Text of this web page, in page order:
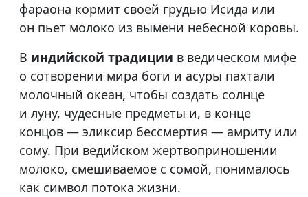
фараона кормит своей грудью Исида или
он пьет молоко из вымени небесной коровы.
В индийской традиции в ведическом мифе
о сотворении мира боги и асуры пахтали
молочный океан, чтобы создать солнце
и луну, чудесные предметы и, в конце
концов — эликсир бессмертия — амриту или
сому. При ведийском жертвоприношении
молоко, смешиваемое с сомой, понималось
как символ потока жизни.